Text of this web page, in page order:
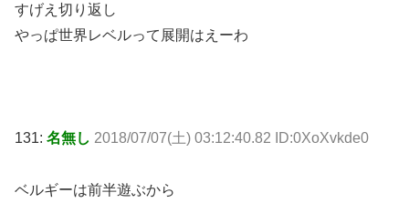
すげえ切り返し
やっぱ世界レベルって展開はえーわ
131: 名無し 2018/07/07(土) 03:12:40.82 ID:0XoXvkde0
ベルギーは前半遊ぶから